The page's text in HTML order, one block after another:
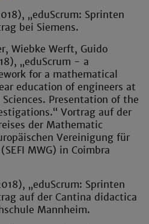
„eduScrum: Sprinten
bei Siemens.
Wiebke Werft, Guido
„eduScrum - a
for a mathematical
education of engineers at
Presentation of the
Vortrag auf der
der Mathematic
Vereinigung für
MWG) in Coimbra
„eduScrum: Sprinten
auf der Cantina didactica
Mannheim.